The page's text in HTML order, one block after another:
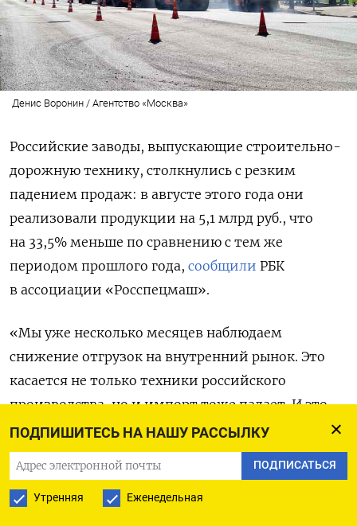
ПОДПИШИТЕСЬ НА НАШУ РАССЫЛКУ
ПОДПИСАТЬСЯ
Утренняя Еженедельная
Денис Воронин / Агентство «Москва»
Российские заводы, выпускающие строительно-
дорожную технику, столкнулись с резким
падением продаж: в августе этого года они
реализовали продукции на 5,1 млрд руб., что
на 33,5% меньше по сравнению с тем же
периодом прошлого года, сообщили РБК
в ассоциации «Росспецмаш».
«Мы уже несколько месяцев наблюдаем
снижение отгрузок на внутренний рынок. Это
касается не только техники российского
производства, но и импорт тоже падает. И это
падение ускоряется. Мы наблюдаем, что запасы
на складах растут на заводах и у дилеров», —
сказал замдиректора «Росспецмаша» Вячеслав
Пронин.